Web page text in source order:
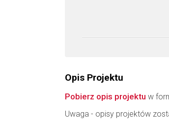
Opis Projektu
Pobierz opis projektu w
Uwaga - opisy projektów